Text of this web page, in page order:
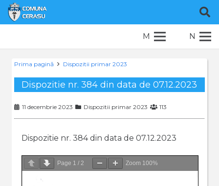
M N
Prima pagină Dispozitii primar 2023
Dispozitie nr. 384 din data de 07.12.2023
11 decembrie 2023 Dispozitii primar 2023 113
Dispozitie nr. 384 din data de 07.12.2023
Page 1 / 2 Zoom 100%